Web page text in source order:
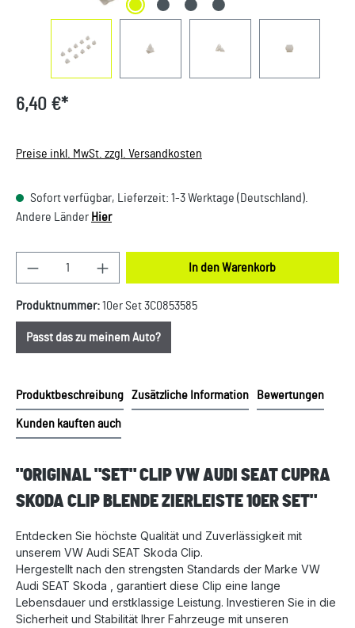
6,40 €*
Preise inkl. MwSt. zzgl. Versandkosten
Sofort verfügbar, Lieferzeit: 1-3 Werktage (Deutschland).
Andere Länder Hier
Produkt Anzahl: Gib den gewünschten Wert ein
In den Warenkorb
Produktnummer:10er Set 3C0853585
Passt das zu meinem Auto?
Produktbeschreibung Zusätzliche Information Bewertungen
Kunden kauften auch
"ORIGINAL "SET" CLIP VW AUDI SEAT CUPRA
SKODA CLIP BLENDE ZIERLEISTE 10ER SET"
Entdecken Sie höchste Qualität und Zuverlässigkeit mit
unserem VW Audi SEAT Skoda Clip.
Hergestellt nach den strengsten Standards der Marke VW
Audi SEAT Skoda , garantiert diese Clip eine lange
Lebensdauer und erstklassige Leistung. Investieren Sie in die
Sicherheit und Stabilität Ihrer Fahrzeuge mit unseren